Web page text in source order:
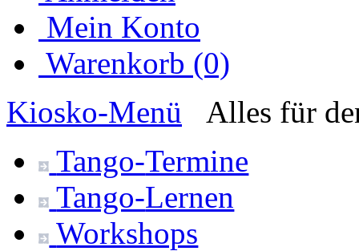
Mein Konto
Warenkorb (0)
Kiosko-Menü
Alles für
Tango-Termine
Tango-Lernen
Workshops